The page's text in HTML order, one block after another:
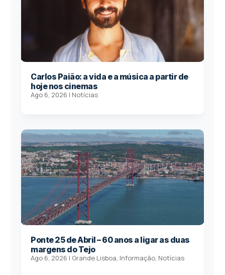
Carlos Paião: a vida e a música a partir de
hoje nos cinemas
Ago 6, 2026 | Notícias
Ponte 25 de Abril – 60 anos a ligar as duas
margens do Tejo
Ago 6, 2026 | Grande Lisboa, Informação, Notícias